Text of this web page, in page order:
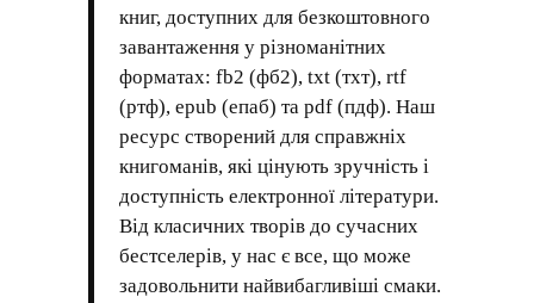
книг, доступних для безкоштовного
завантаження у різноманітних
форматах: fb2 (фб2), txt (тхт), rtf
(ртф), epub (епаб) та pdf (пдф). Наш
ресурс створений для справжніх
книгоманів, які цінують зручність і
доступність електронної літератури.
Від класичних творів до сучасних
бестселерів, у нас є все, що може
задовольнити найвибагливіші смаки.